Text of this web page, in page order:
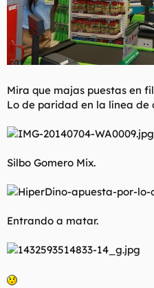
Mira que majas puestas en
Lo de paridad en la línea de
Silbo Gomero Mix.
Entrando a matar.